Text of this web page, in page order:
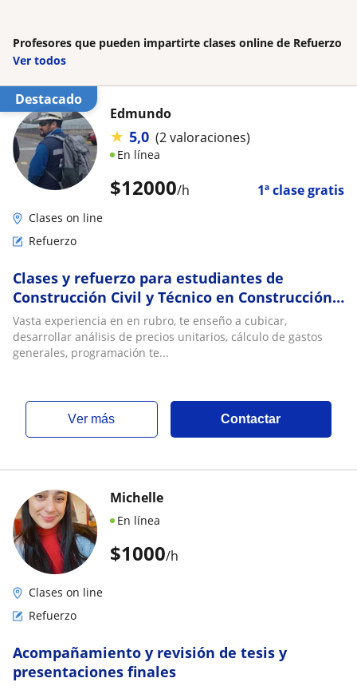
Profesores que pueden impartirte clases online de Refuerzo
Ver todos
Destacado
$12000/h 1ª clase gratis
Edmundo
★ 5,0 (2 valoraciones)
En línea
Clases on line
Refuerzo
Clases y refuerzo para estudiantes de
Construcción Civil y Técnico en Construcción,
materia "Estudio de Propuestas
Vasta experiencia en en rubro, te enseño a cubicar,
desarrollar análisis de precios unitarios, cálculo de gastos
generales, programación te...
ver más Contactar
$1000/h
Michelle
En línea
Clases on line
Refuerzo
Acompañamiento y revisión de tesis y
presentaciones finales